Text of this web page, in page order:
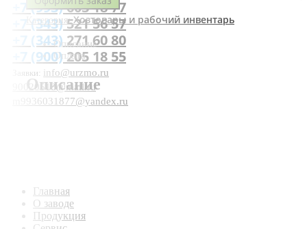
+7 (993)603 18 77
+7 (343)521 56 57
+7 (343)271 60 80
+7 (900)205 18 55
Заявки:
info@urzmo.ru
90020518@mail.ru
m9936031877@yandex.ru
Главная
О заводе
Продукция
Категория:Хозтовары и рабочий инвентарь
Описание
Оплата
Описание